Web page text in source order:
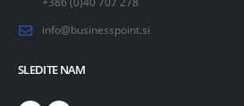
info@businesspoint.si
SLEDITE NAM